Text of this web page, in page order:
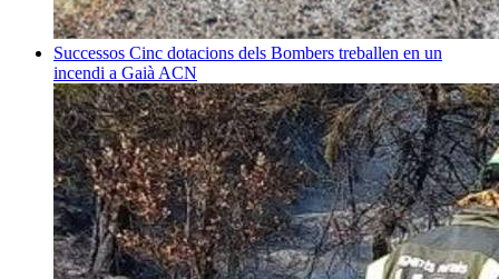
Successos Cinc dotacions dels Bombers treballen en un
incendi a Gaià ACN